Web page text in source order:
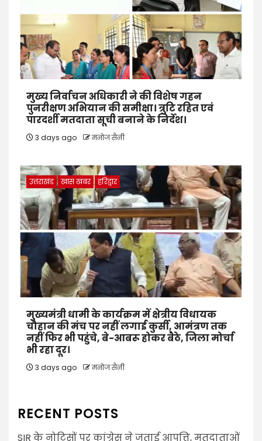
मुख्य निर्वाचन अधिकारी ने की विशेष गहन
पुनरीक्षण अभियान की समीक्षा। त्रुटि रहित एवं
पारदर्शी मतदाता सूची बनाने के निर्देश।
3 days ago मनोज सैनी
उत्तराखंड खास खबर हरिद्वार
मुख्यमंत्री धामी के कार्यक्रम में क्षेत्रीय विधायक
चौहान की मंच पर नहीं लगाई कुर्सी, आमंत्रण तक
नहीं फिर भी पहुंचे, बे-आबरू होकर बैठे, जिला मोर्चा
भी रहा दूर।
3 days ago मनोज सैनी
RECENT POSTS
SIR के नोटिसों पर कांग्रेस ने जताई आपत्ति, मतदाताओं